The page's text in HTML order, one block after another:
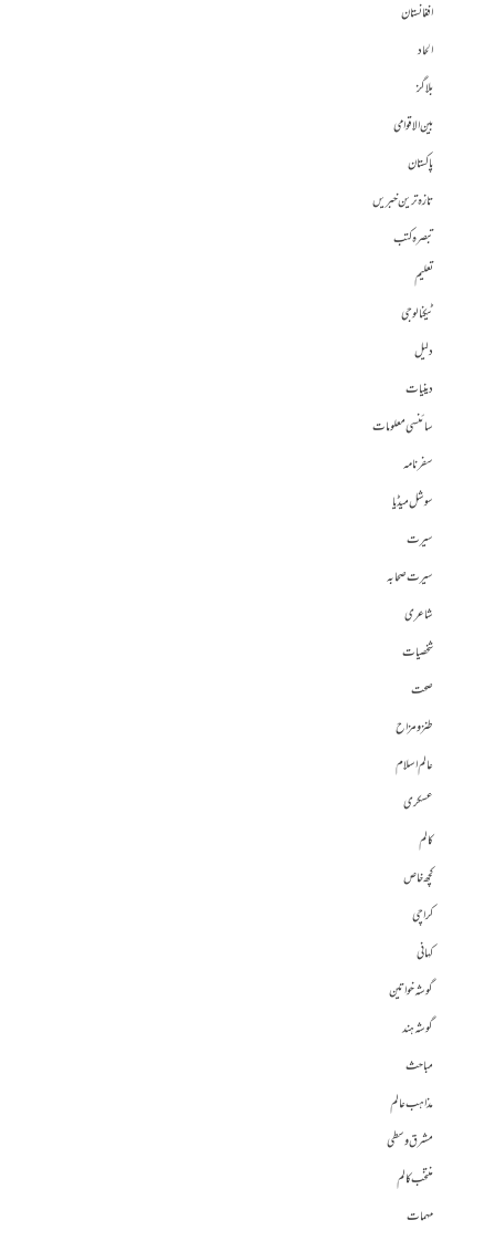
افغانستان
الحاد
بلاگز
بین الاقوامی
پاکستان
تازہ ترین خبریں
تبصرہ کتب
تعلیم
ٹیکنالوجی
دلیل
دینیات
سائنسی معلومات
سفرنامہ
سوشل میڈیا
سیرت
سیرت صحابہ
شاعری
شخصیات
صحت
طنز و مزاح
عالم اسلام
عسکری
کالم
کچھ خاص
کراچی
کہانی
گوشہ خواتین
گوشہ ہند
مباحث
مذاہب عالم
مشرق وسطی
منتخب کالم
مہمات